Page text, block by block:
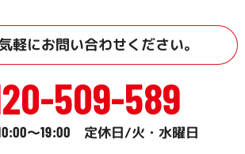
軽にお問い合わせください。
509-589
～19:00 定休日/火・水曜日